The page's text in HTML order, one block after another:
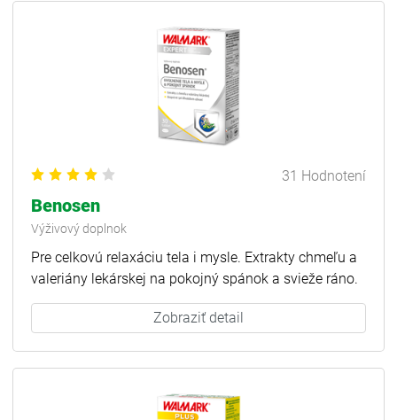
31 Hodnotení
Benosen
Výživový doplnok
Pre celkovú relaxáciu tela i mysle. Extrakty chmeľu a
valeriány lekárskej na pokojný spánok a svieže ráno.
Zobraziť detail